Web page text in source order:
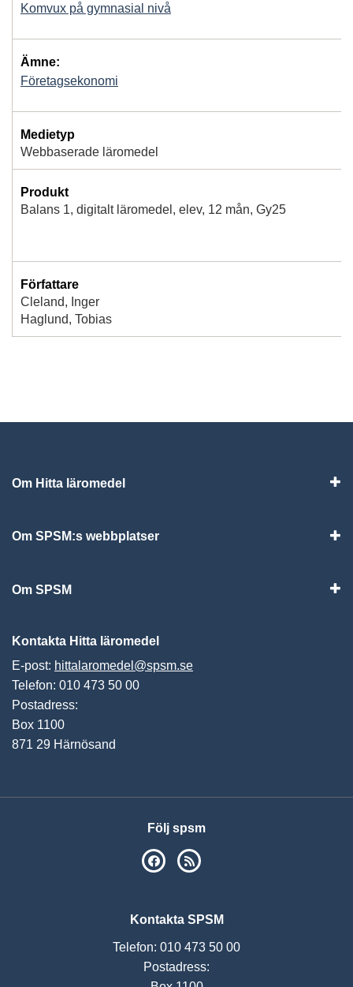
Komvux på gymnasial nivå
Ämne:
Företagsekonomi
Medietyp
Webbaserade läromedel
Produkt
Balans 1, digitalt läromedel, elev, 12 mån, Gy25
Författare
Cleland, Inger
Haglund, Tobias
Om Hitta läromedel
Om SPSM:s webbplatser
Om SPSM
Kontakta Hitta läromedel
E-post: hittalaromedel@spsm.se
Telefon: 010 473 50 00
Postadress:
Box 1100
871 29 Härnösand
Följ spsm
SPSM på Facebook
Kontakta SPSM
Telefon: 010 473 50 00
Postadress: